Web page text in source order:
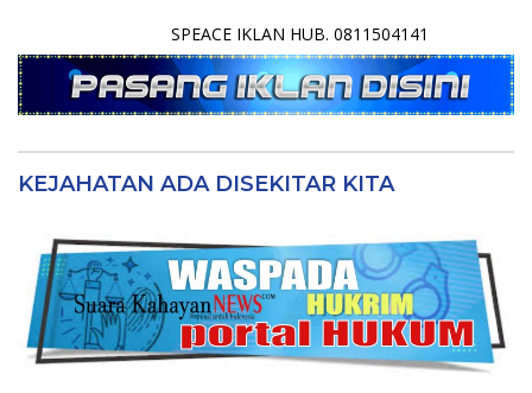
SPEACE IKLAN HUB. 0811504141
KEJAHATAN ADA DISEKITAR KITA